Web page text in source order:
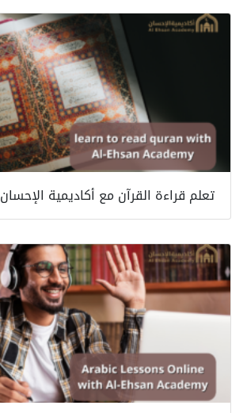
تعلم قراءة القرآن مع أكاديمية الإحسان